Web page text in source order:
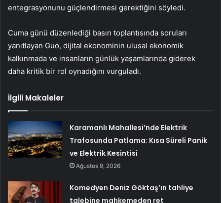
entegrasyonunu güçlendirmesi gerektiğini söyledi.
Cuma günü düzenlediği basın toplantısında soruları
yanıtlayan Guo, dijital ekonominin ulusal ekonomik
kalkınmada ve insanların günlük yaşamlarında giderek
daha kritik bir rol oynadığını vurguladı.
İlgili Makaleler
Karamanlı Mahallesi’nde Elektrik
Trafosunda Patlama: Kısa Süreli Panik
ve Elektrik Kesintisi
Ağustos 9, 2026
Komedyen Deniz Göktaş’ın tahliye
talebine mahkemeden ret